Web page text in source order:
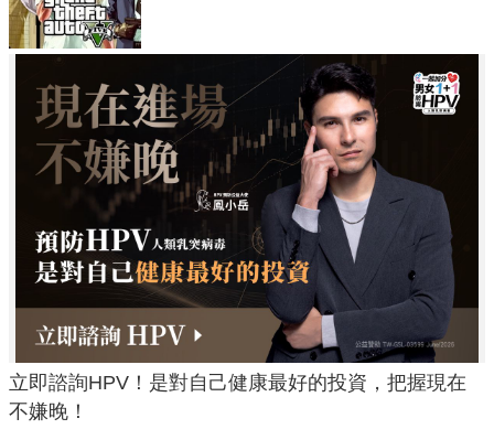
立即諮詢HPV！是對自己健康最好的投資，把握現在
不嫌晚！